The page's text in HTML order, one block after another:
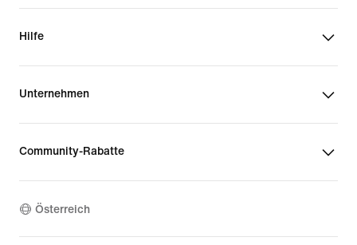
Hilfe
Unternehmen
Community-Rabatte
Österreich